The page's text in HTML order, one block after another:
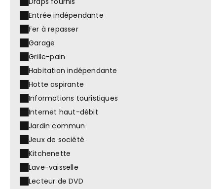
Entrée indépendante
Fer à repasser
Garage
Grille-pain
Habitation indépendante
Hotte aspirante
Informations touristiques
Internet haut-débit
Jardin commun
Jeux de société
Kitchenette
Lave-vaisselle
Lecteur de DVD